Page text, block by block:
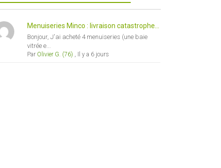
Menuiseries Minco : livraison catastrophe...
Bonjour, J'ai acheté 4 menuiseries (une baie
vitrée e...
Par Olivier G. (76) Il y a 6 jours